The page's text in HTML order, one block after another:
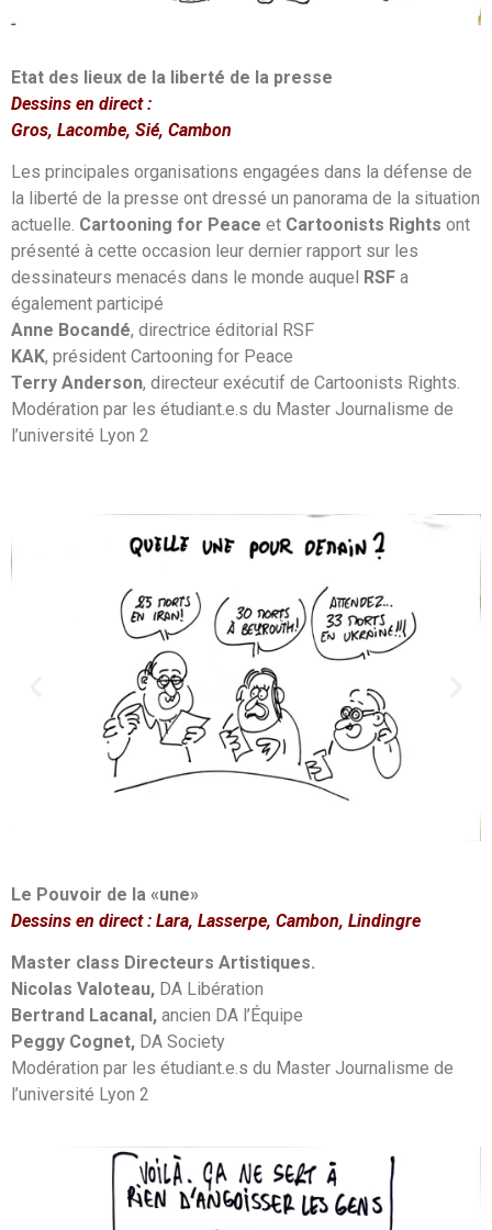
Etat des lieux de la liberté de la presse
Dessins en direct :
Gros, Lacombe, Sié, Cambon
Les principales organisations engagées dans la défense de
la liberté de la presse ont dressé un panorama de la situation
actuelle. Cartooning for Peace et Cartoonists Rights ont
présenté à cette occasion leur dernier rapport sur les
dessinateurs menacés dans le monde auquel
RSF a
également participé
Anne Bocandé, directrice éditorial RSF
KAK, président Cartooning for Peace
Terry Anderson, directeur exécutif de Cartoonists Rights.
Modération par les étudiant.e.s du Master Journalisme de
l’université Lyon 2
Le Pouvoir de la «une»
Dessins en direct : Lara, Lasserpe, Cambon, Lindingre
Master class Directeurs Artistiques.
Nicolas Valoteau, DA Libération
Bertrand Lacanal, ancien DA l’Équipe
Peggy Cognet, DA Society
Modération par les étudiant.e.s du Master Journalisme de
l’université Lyon 2